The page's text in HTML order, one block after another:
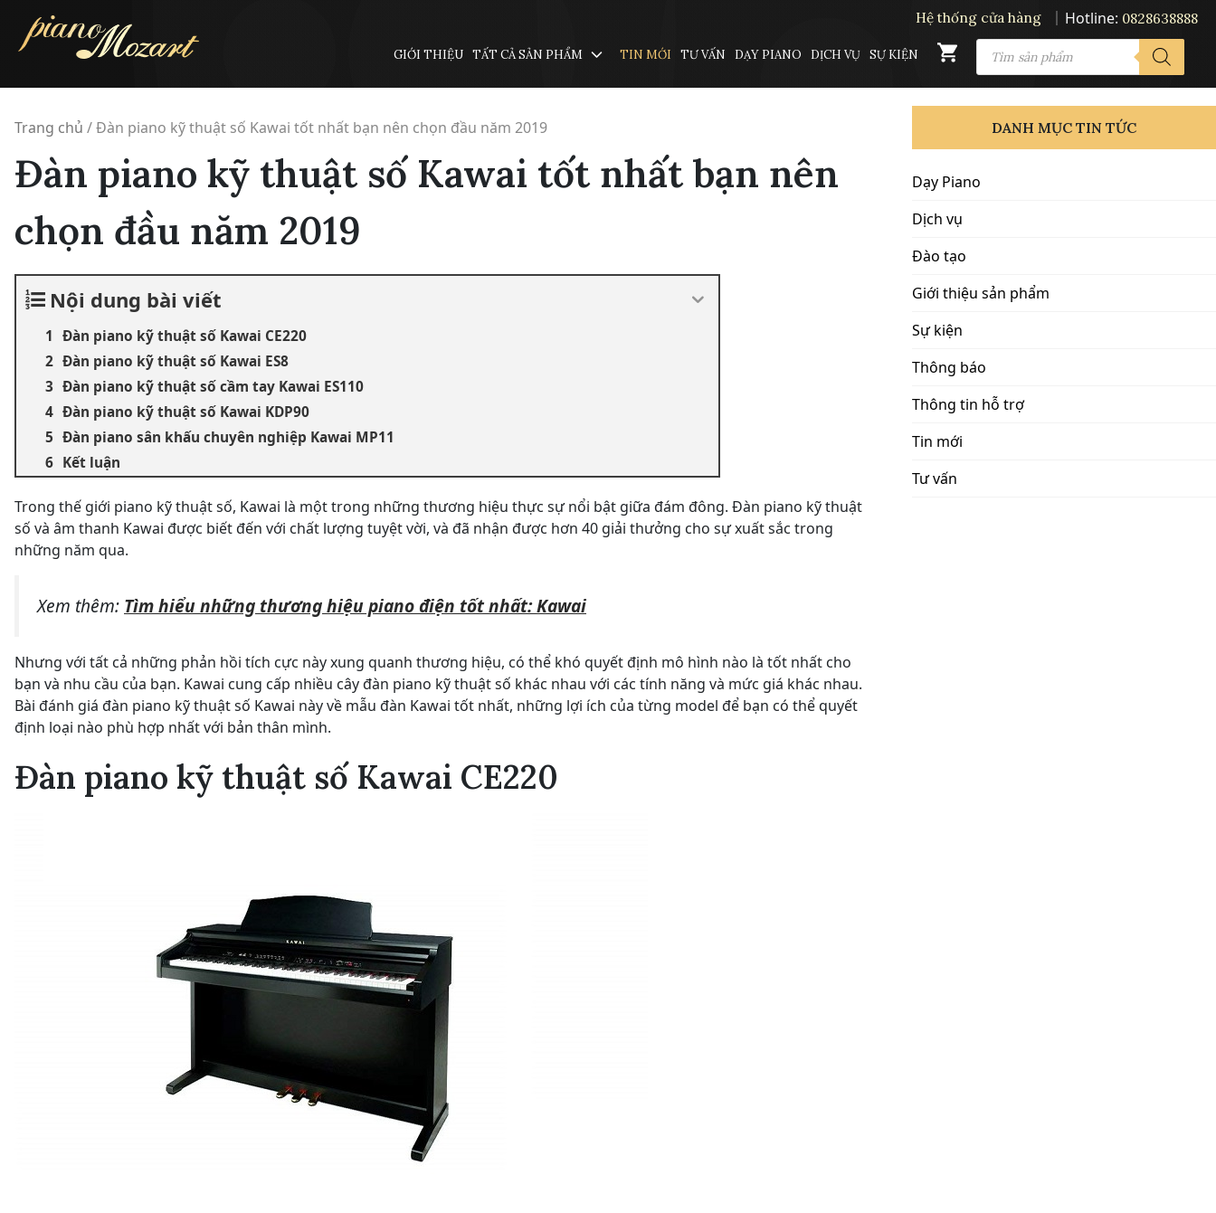
content
GIỚI THIỆU TẤT CẢ SẢN PHẨM TIN MỚI TƯ VẤN DẠY PIANO DỊCH VỤ SỰ KIỆN
PRODUCTS
SEARCH
Hệ thống cửa hàng Hotline: 0828638888
Trang chủ /Đàn piano kỹ thuật số Kawai tốt nhất bạn nên chọn đầu năm 2019
Đàn piano kỹ thuật số Kawai tốt nhất bạn nên
chọn đầu năm 2019
Nội dung bài viết
Đàn piano kỹ thuật số Kawai CE220
Đàn piano kỹ thuật số Kawai ES8
Đàn piano kỹ thuật số cầm tay Kawai ES110
Đàn piano kỹ thuật số Kawai KDP90
Đàn piano sân khấu chuyên nghiệp Kawai MP11
Kết luận
Trong thế giới piano kỹ thuật số, Kawai là một trong những thương hiệu thực sự nổi bật giữa đám đông. Đàn piano kỹ thuật
số và âm thanh Kawai được biết đến với chất lượng tuyệt vời, và đã nhận được hơn 40 giải thưởng cho sự xuất sắc trong
những năm qua.
Xem thêm: Tìm hiểu những thương hiệu piano điện tốt nhất: Kawai
Nhưng với tất cả những phản hồi tích cực này xung quanh thương hiệu, có thể khó quyết định mô hình nào là tốt nhất cho
bạn và nhu cầu của bạn. Kawai cung cấp nhiều cây đàn piano kỹ thuật số khác nhau với các tính năng và mức giá khác nhau.
Bài đánh giá đàn piano kỹ thuật số Kawai này về mẫu đàn Kawai tốt nhất, những lợi ích của từng model để bạn có thể quyết
định loại nào phù hợp nhất với bản thân mình.
Đàn piano kỹ thuật số Kawai CE220
DANH MỤC TIN TỨC
Dạy Piano
Dịch vụ
Đào tạo
Giới thiệu sản phẩm
Sự kiện
Thông báo
Thông tin hỗ trợ
Tin mới
Tư vấn